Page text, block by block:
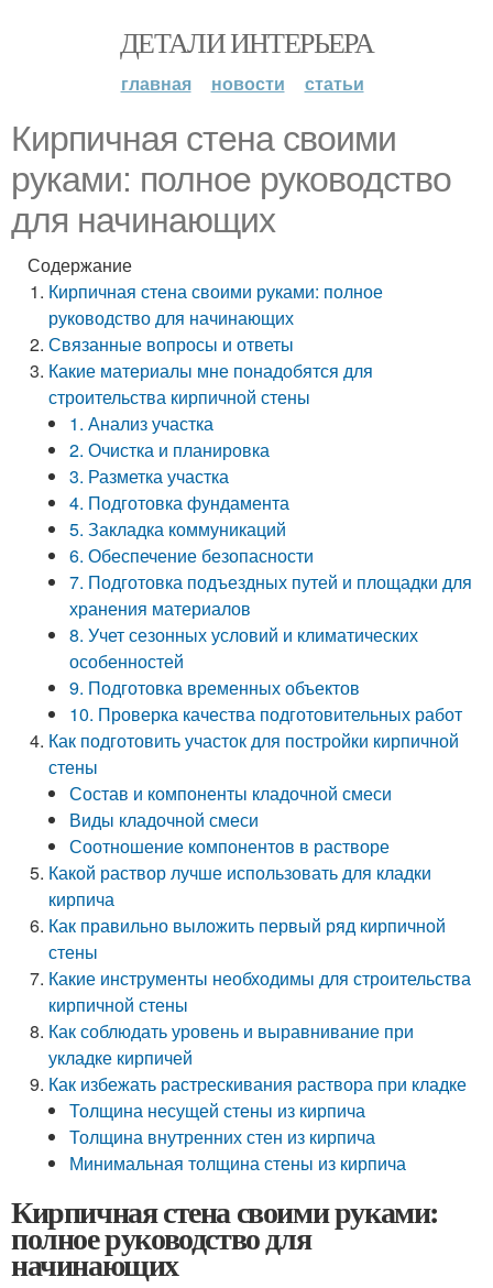
ДЕТАЛИ ИНТЕРЬЕРА
главная новости статьи
Кирпичная стена своими
руками: полное руководство
для начинающих
Содержание
Кирпичная стена своими руками: полное
руководство для начинающих
Связанные вопросы и ответы
Какие материалы мне понадобятся для
строительства кирпичной стены
1. Анализ участка
2. Очистка и планировка
3. Разметка участка
4. Подготовка фундамента
5. Закладка коммуникаций
6. Обеспечение безопасности
7. Подготовка подъездных путей и площадки для
хранения материалов
8. Учет сезонных условий и климатических
особенностей
9. Подготовка временных объектов
10. Проверка качества подготовительных работ
Как подготовить участок для постройки кирпичной
стены
Состав и компоненты кладочной смеси
Виды кладочной смеси
Соотношение компонентов в растворе
Какой раствор лучше использовать для кладки
кирпича
Как правильно выложить первый ряд кирпичной
стены
Какие инструменты необходимы для строительства
кирпичной стены
Как соблюдать уровень и выравнивание при
укладке кирпичей
Как избежать растрескивания раствора при кладке
Толщина несущей стены из кирпича
Толщина внутренних стен из кирпича
Минимальная толщина стены из кирпича
Кирпичная стена своими руками:
полное руководство для
начинающих